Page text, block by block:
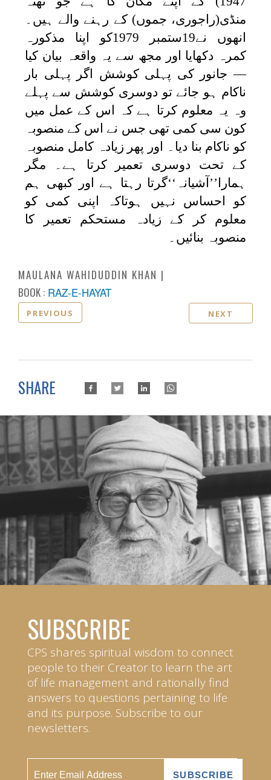
منڈی(راجوری، جموں) کے رہنے والے ہیں۔
انھوں نے19ستمبر 1979کو اپنا مذکورہ
کمرہ دکھایا اور مجھ سے یہ واقعہ بیان کیا
— جانور کی پہلی کوشش اگر پہلی بار
ناکام ہو جائے تو دوسری کوشش سے پہلے
وہ یہ معلوم کرتا ہے کہ اس کے عمل میں
کون سی کمی تھی جس نے اس کے منصوبہ
کو ناکام بنا دیا۔ اور پھر زیادہ کامل منصوبہ
کے تحت دوسری تعمیر کرتا ہے۔ مگر
ہمارا’’آشیانہ‘‘گرتا رہتا ہے اور کبھی ہم
کو احساس نہیں ہوتاکہ اپنی کمی کو
معلوم کر کے زیادہ مستحکم تعمیر کا
منصوبہ بنائیں۔
MAULANA WAHIDUDDIN KHAN
BOOK : RAZ-E-HAYAT
PREVIOUS NEXT
SHARE
SUBSCRIBE
CPS shares spiritual wisdom to connect
people to their Creator to learn the art
of life management and rationally find
answers to questions pertaining to life
and its purpose. Subscribe to our
newsletters.